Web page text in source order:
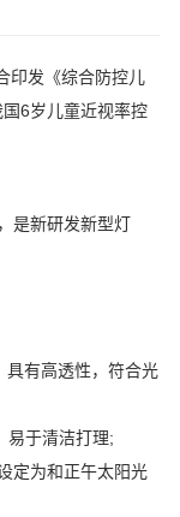
印发《综合防控儿
6岁儿童近视率控
是新研发新型灯
具有高透性，符合光
易于清洁打理;
定为和正午太阳光